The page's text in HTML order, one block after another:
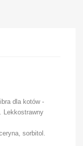
dla kotów -
Lekkostrawny
, sorbitol